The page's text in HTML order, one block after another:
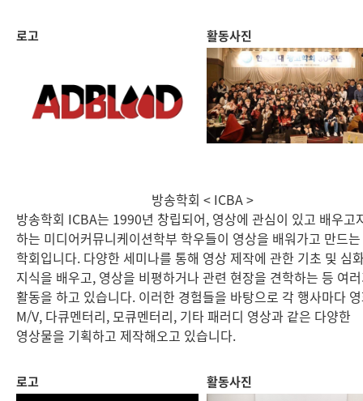
로고 활동사진
방송학회 < ICBA >
방송학회 ICBA는 1990년 창립되어, 영상에 관심이 있고 배우고
하는 미디어커뮤니케이션학부 학우들이 영상을 배워가고 만드는
학회입니다. 다양한 세미나를 통해 영상 제작에 관한 기초 및 심
지식을 배우고, 영상을 비평하거나 관련 현장을 견학하는 등 여
활동을 하고 있습니다. 이러한 경험들을 바탕으로 각 행사마다
M/V, 다큐멘터리, 모큐멘터리, 기타 패러디 영상과 같은 다양한
영상물을 기획하고 제작해오고 있습니다.
로고 활동사진